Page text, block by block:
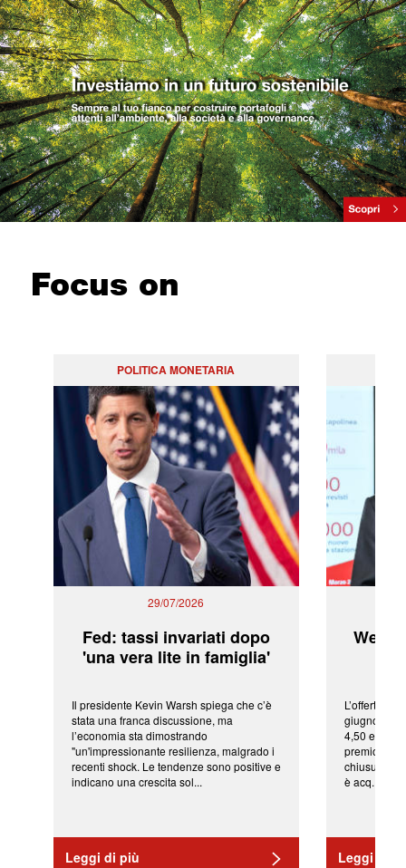
Focus on
POLITICA MONETARIA
29/07/2026
Fed: tassi invariati dopo
'una vera lite in famiglia'
Il presidente Kevin Warsh spiega che c’è
stata una franca discussione, ma
l’economia sta dimostrando
"un'impressionante resilienza, malgrado i
recenti shock. Le tendenze sono positive e
indicano una crescita sol...
Leggi di più
L’offerta
giugno da
4,50 euro
premio di
chiusura
è acq...
Leggi di